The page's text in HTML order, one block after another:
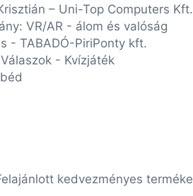
Uni-Top Computers Kft.
VR/AR - álom és valóság
PiriPonty kft.
- Kvízjáték
terméke,